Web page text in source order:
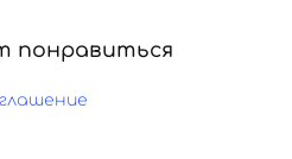
понравиться